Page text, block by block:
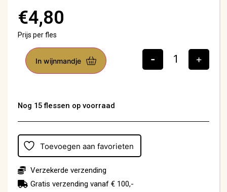
€4,80
Prijs per fles
- +
In wijnmandje
Nog 15 flessen op voorraad
Toevoegen aan favorieten
Verzekerde verzending
Gratis verzending vanaf € 100,-